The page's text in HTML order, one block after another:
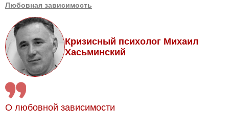
Любовная зависимость
Кризисный психолог Михаил
Хасьминский
О любовной зависимости